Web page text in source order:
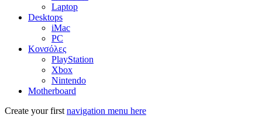
Laptop
Desktops
iMac
PC
Κονσόλες
PlayStation
Xbox
Nintendo
Motherboard
Create your first navigation menu here